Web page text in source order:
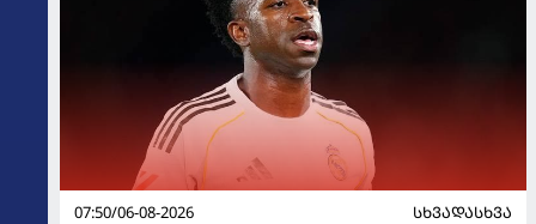
07:50/06-08-2026
ᲡᲮᲕᲐᲓᲐᲡᲮᲕᲐ